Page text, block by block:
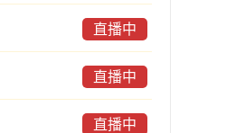
直播中
直播中
直播中